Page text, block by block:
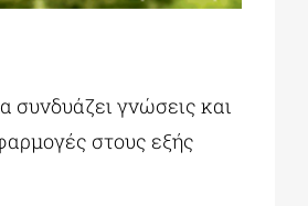
συνδυάζει γνώσεις και
στους εξής